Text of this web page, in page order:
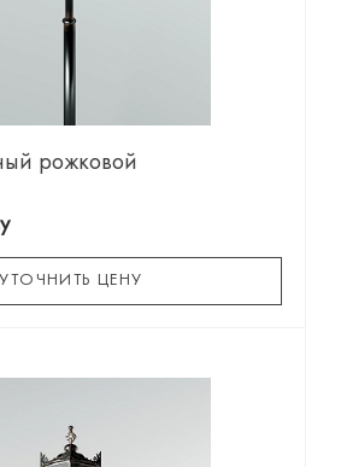
рожковой
УТОЧНИТЬ ЦЕНУ